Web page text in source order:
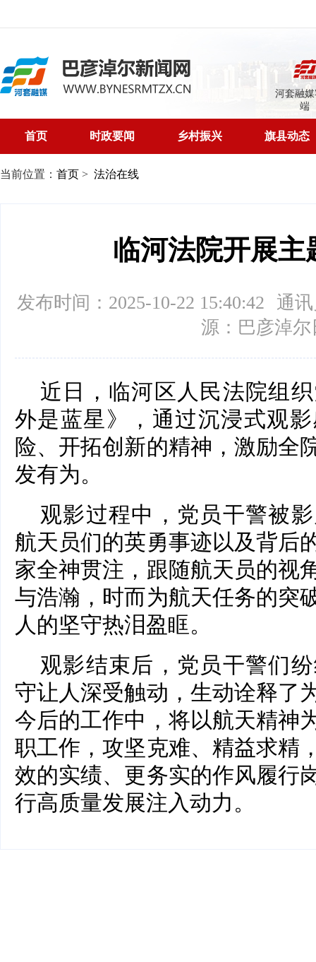
河套融
端
首页 时政要闻 乡村振兴 旗县动态
当前位置： 首页 > 法治在线
临河法院开展主
发布时间：2025-10-22 15:40:42
通
源：巴彦淖尔
近日，临河区人民法院组
外是蓝星》，通过沉浸式观
险、开拓创新的精神，激励全
发有为。
观影过程中，党员干警被
航天员们的英勇事迹以及背后
家全神贯注，跟随航天员的视
与浩瀚，时而为航天任务的突
人的坚守热泪盈眶。
观影结束后，党员干警们
守让人深受触动，生动诠释了
今后的工作中，将以航天精神
职工作，攻坚克难、精益求精
效的实绩、更务实的作风履行
行高质量发展注入动力。